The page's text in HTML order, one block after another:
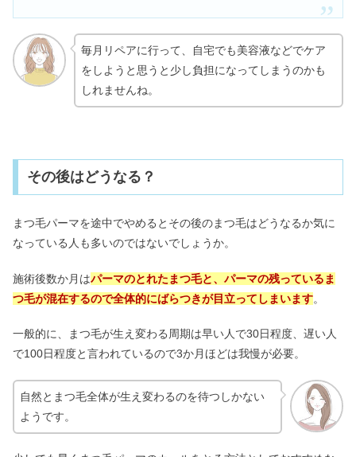
TOKIOトリートメントが向いてる人｜
効果ないは嘘？くせ毛の口コミも
毎月リペアに行って、自宅でも美容液などでケア
をしようと思うと少し負担になってしまうのかも
しれませんね。
その後はどうなる？
まつ毛パーマを途中でやめるとその後のまつ毛はどうなるか気に
なっている人も多いのではないでしょうか。
施術後数か月はパーマのとれたまつ毛と、パーマの残っているま
つ毛が混在するので全体的にばらつきが目立ってしまいます。
一般的に、まつ毛が生え変わる周期は早い人で30日程度、遅い人
で100日程度と言われているので3か月ほどは我慢が必要。
自然とまつ毛全体が生え変わるのを待つしかない
ようです。